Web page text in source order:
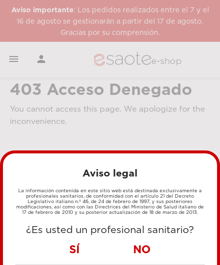
Aviso importante: Los pedidos realizados entre el 7 y el
16 de agosto se gestionarán a partir del 17 de agosto.
Gracias por su comprensión.
  e-shop
403 Acceso Denegado
You cannot access this page. We apologize for the
inconvenience.
MÉTODOS DE PAGO
TRANSFERENCIA BANCARIA
Aviso legal
La información contenida en este sitio web está destinada exclusivamente a
profesionales sanitarios, de conformidad con el artículo 21 del Decreto
Legislativo italiano n.º 46, de 24 de febrero de 1997, y sus posteriores
modificaciones, así como con las Directrices del Ministerio de Salud italiano de
17 de febrero de 2010 y su posterior actualización de 18 de marzo de 2013.
¿Es usted un profesional sanitario?
SÍ NO